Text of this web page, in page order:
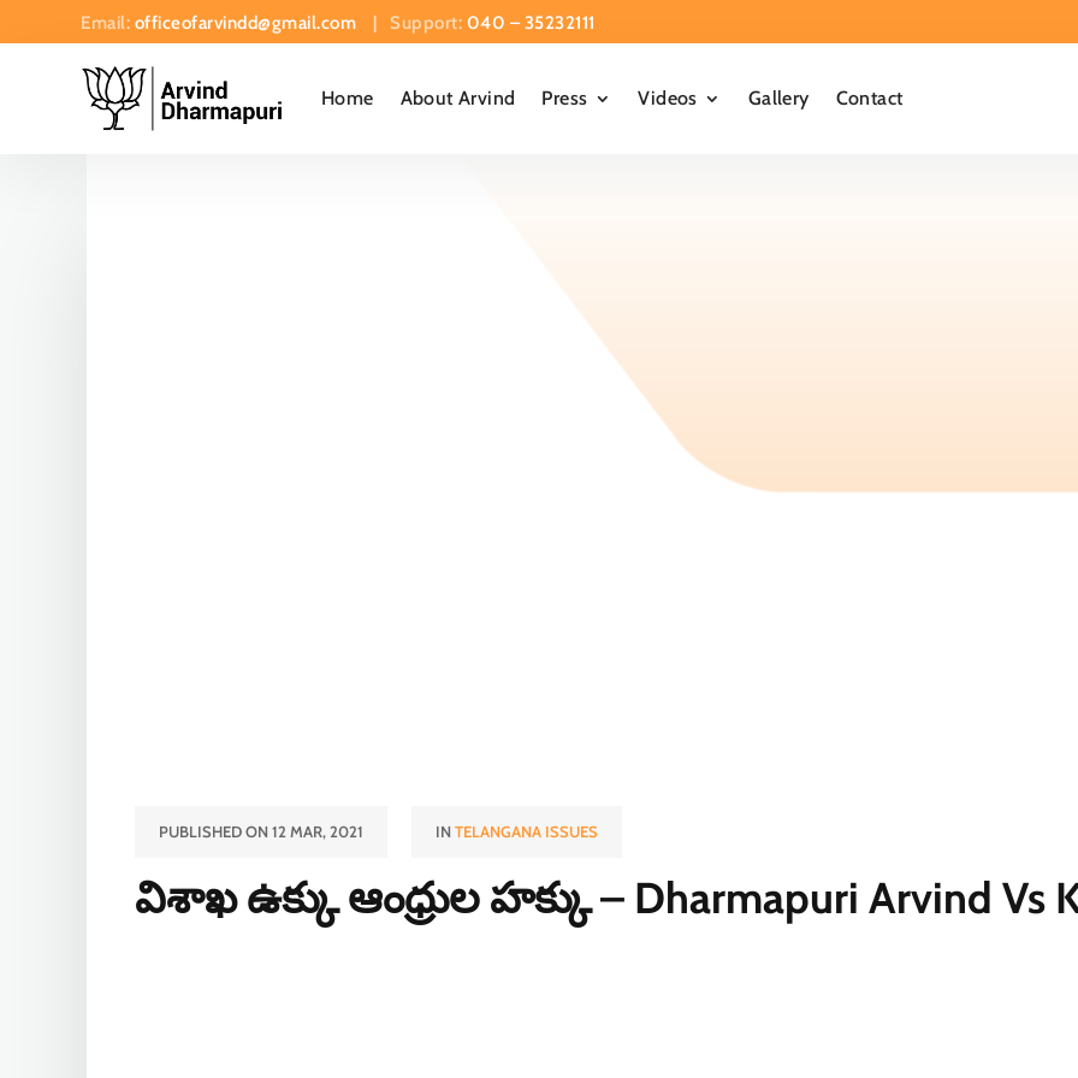
Email: officeofarvindd@gmail.com | Support: 040 – 35232111
Home About Arvind Press Videos Gallery Contact
PUBLISHED ON 12 MAR, 2021 IN TELANGANA ISSUES
విశాఖ ఉక్కు ఆంధ్రుల హక్కు – Dharmapuri Arvind Vs